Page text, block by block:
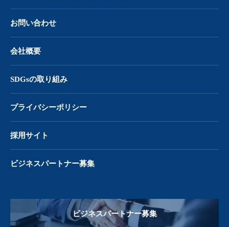
お問い合わせ
会社概要
SDGsの取り組み
プライバシーポリシー
採用サイト
ビジネスパートナー募集
ビジネスパートナー募集